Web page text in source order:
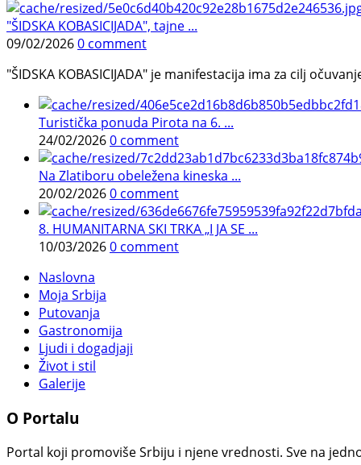
"ŠIDSKA KOBASICIJADA", tajne ...
09/02/20260 comment
"ŠIDSKA KOBASICIJADA" je manifestacija ima za cilj
Turistička ponuda Pirota na 6. ...
24/02/20260 comment
Na Zlatiboru obeležena kineska ...
20/02/20260 comment
8. HUMANITARNA SKI TRKA „I JA SE ...
10/03/20260 comment
Naslovna
Moja Srbija
Putovanja
Gastronomija
Ljudi i dogadjaji
Život i stil
Galerije
O Portalu
Portal koji promoviše Srbiju i njene vrednosti. Sve na